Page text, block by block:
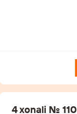
4 xonali № 110